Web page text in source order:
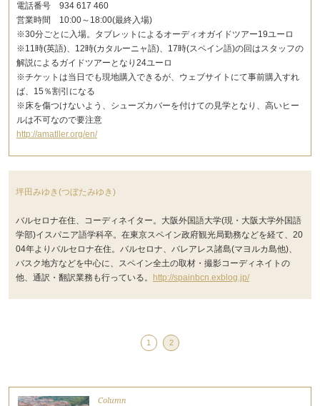
電話番号 934 617 460
営業時間 10:00～18:00(最終入場)
※30分ごとに入場。タブレットによるオーディオガイドツアー19ユーロ
※11時(英語)、12時(カタルーニャ語)、17時(スペイン語)の回はスタッフの
解説によるガイドツアーとなり24ユーロ
※チケットは当日でも現地購入できるが、ウェブサイトにて事前購入すれ
ば、15％割引になる
※床を傷つけないよう、シューズカバーを付けての見学となり、高いヒー
ルは不可なので要注意
http://amatller.org/en/
坪田みゆき(つぼたみゆき)
バルセロナ在住、コーディネイター。大阪外国語大学(現・大阪大学外国語
学部)イスパニア語学科卒。在東京スペイン政府観光局勤務などを経て、20
04年よりバルセロナ在住。バルセロナ、バレアレス諸島(マヨルカ島他)、
バスク地方などを中心に、スペイン全土の取材・撮影コーディネイトの
他、通訳・翻訳業務も行っている。
http://spainbcn.exblog.jp/
1 2
Column